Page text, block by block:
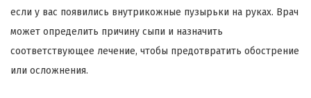
если у вас появились внутрикожные пузырьки на руках. Врач
может определить причину сыпи и назначить
соответствующее лечение, чтобы предотвратить обострение
или осложнения.